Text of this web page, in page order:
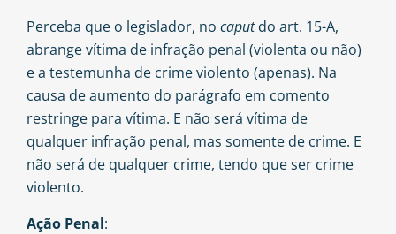
Perceba que o legislador, no caputdo art. 15-A,
abrange vítima de infração penal (violenta ou não)
e a testemunha de crime violento (apenas). Na
causa de aumento do parágrafo em comento
restringe para vítima. E não será vítima de
qualquer infração penal, mas somente de crime. E
não será de qualquer crime, tendo que ser crime
violento.
Ação Penal: